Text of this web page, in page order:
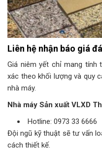
Liên hệ nhận báo giá
Giá niêm yết chỉ mang tính
xác theo khối lượng và quy
nhà máy.
Nhà máy Sản xuất VLXD
Hotline: 0973 33 6666
Đội ngũ kỹ thuật sẽ tư vấn
cách thiết kế.